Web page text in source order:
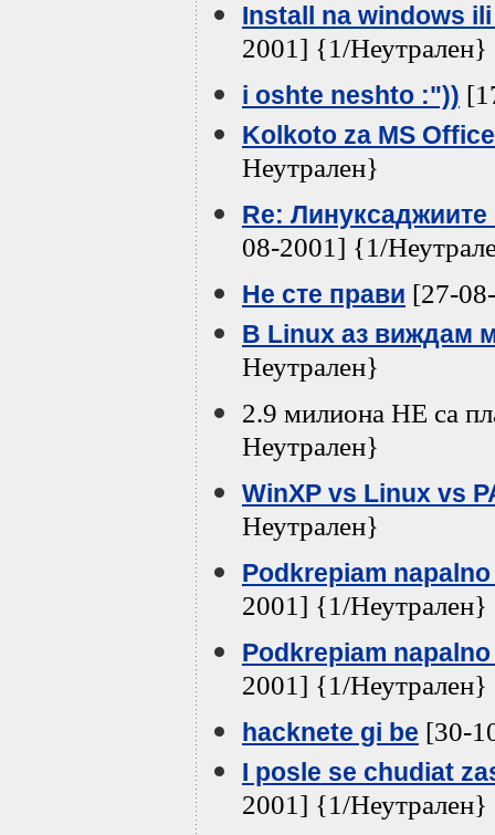
Install na windows
2001] {1/Неутрален}
i oshte neshto :"))
Kolkoto za MS
Неутрален}
Re: Линуксаджиите
08-2001] {1/
Не сте прави [27-
В Linux аз виждам
Неутрален}
2.9 милиона НЕ са
Неутрален}
WinXP vs Linux vs
Неутрален}
Podkrepiam
2001] {1/Неутрален}
Podkrepiam
2001] {1/Неутрален}
hacknete gi be [30-
I posle se chudiat
2001] {1/Неутрален}